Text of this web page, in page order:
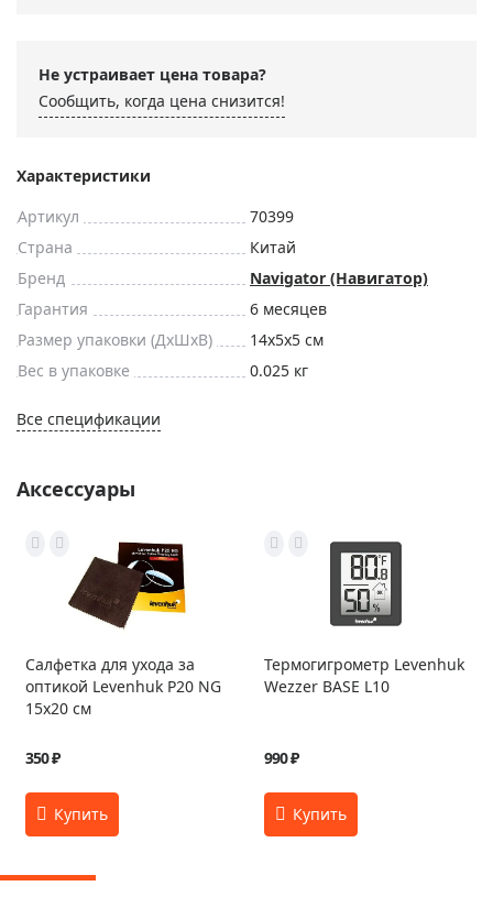
Не устраивает цена товара?
Сообщить, когда цена снизится!
Характеристики
Артикул
70399
Страна
Китай
Бренд
Navigator (Навигатор)
Гарантия
6 месяцев
Размер упаковки (ДxШxВ)
14x5x5 см
Вес в упаковке
0.025 кг
Все спецификации
Аксессуары
Салфетка для ухода за
оптикой Levenhuk P20 NG
15x20 см
350 ₽
Термогигрометр Levenhuk
Wezzer BASE L10
990 ₽